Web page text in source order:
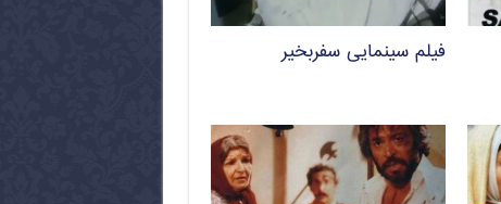
فیلم سینمایی سفربخیر